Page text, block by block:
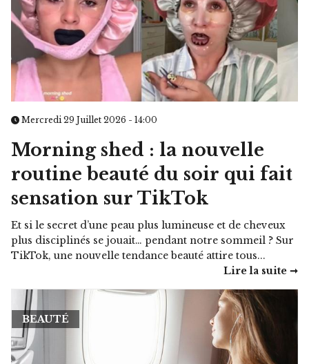
Mercredi 29 Juillet 2026 - 14:00
Morning shed : la nouvelle
routine beauté du soir qui fait
sensation sur TikTok
Et si le secret d’une peau plus lumineuse et de cheveux
plus disciplinés se jouait… pendant notre sommeil ? Sur
TikTok, une nouvelle tendance beauté attire tous...
Lire la suite ➞
BEAUTÉ